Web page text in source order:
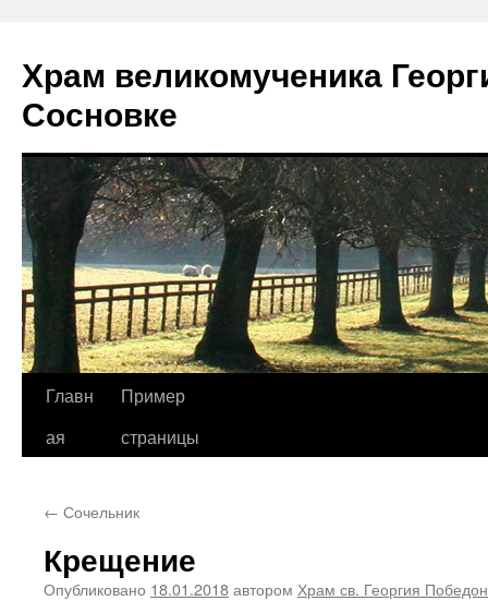
Храм великомученика
Сосновке
Перейти
Главн
ая
Пример
страницы
← Сочельник
Крещение
Опубликовано 18.01.2018автором Храм св. Георгия